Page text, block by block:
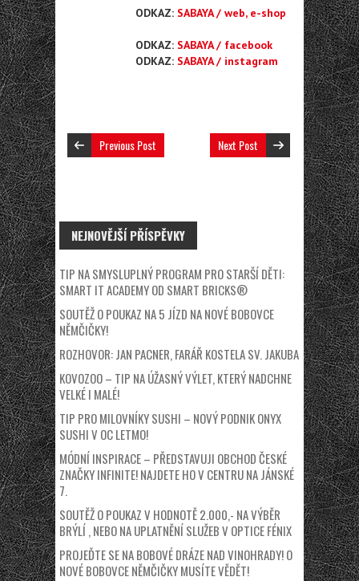
ODKAZ: SABAYA / web, e-shop
ODKAZ: SABAYA / facebook
ODKAZ: SABAYA / instagram
Previous Post Next Post
NEJNOVĚJŠÍ PŘÍSPĚVKY
TIP NA SMYSLUPLNÝ PROGRAM PRO STARŠÍ DĚTI:
SMART IT ACADEMY OD SMART BRICKS®
SOUTĚŽ O POUKAZ NA 5 JÍZD NA NOVÉ BOBOVCE
NĚMČIČKY!
ROZHOVOR: JAN PACNER, FARÁŘ KOSTELA SV. JAKUBA
KOVOZOO – TIP NA ÚŽASNÝ VÝLET, KTERÝ NADCHNE
VELKÉ I MALÉ!
TIP PRO MILOVNÍKY SUSHI – NOVÝ PODNIK ONYX
SUSHI V OC LETMO!
MÓDNÍ INSPIRACE – PŘEDSTAVUJI OBCHOD ČESKÉ
ZNAČKY INFINITE! NAJDETE HO V CENTRU NA JÁNSKÉ
7.
SOUTĚŽ O POUKAZ V HODNOTĚ 2.000,- NA VÝBĚR
BRÝLÍ , NEBO NA UPLATNĚNÍ SLUŽEB V OPTICE FÉNIX
PROJEĎTE SE NA BOBOVÉ DRÁZE NAD VINOHRADY! O
NOVÉ BOBOVCE NĚMČIČKY MUSÍTE VĚDĚT!